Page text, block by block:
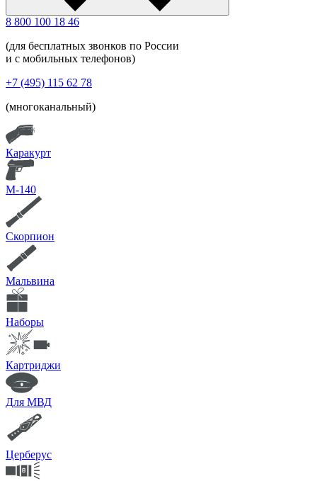
8 800 100 18 46
(для бесплатных звонков по России
и с мобильных телефонов)
+7 (495) 115 62 78
(многоканальный)
Каракурт
М-140
Скорпион
Мальвина
Наборы
Картриджи
Для МВД
Церберус